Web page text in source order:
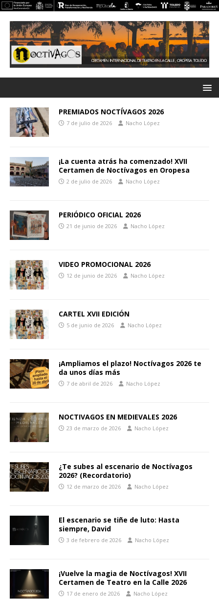
PREMIADOS NOCTÍVAGOS 2026
7 de julio de 2026 Nacho López
¡La cuenta atrás ha comenzado! XVII
Certamen de Noctívagos en Oropesa
2 de julio de 2026 Nacho López
PERIÓDICO OFICIAL 2026
21 de junio de 2026 Nacho López
VIDEO PROMOCIONAL 2026
12 de junio de 2026 Nacho López
CARTEL XVII EDICIÓN
5 de junio de 2026 Nacho López
¡Ampliamos el plazo! Noctívagos 2026 te
da unos días más
7 de abril de 2026 Nacho López
NOCTIVAGOS EN MEDIEVALES 2026
23 de marzo de 2026 Nacho López
¿Te subes al escenario de Noctívagos
2026? (Recordatorio)
12 de marzo de 2026 Nacho López
El escenario se tiñe de luto: Hasta
siempre, David
3 de febrero de 2026 Nacho López
¡Vuelve la magia de Noctívagos! XVII
Certamen de Teatro en la Calle 2026
17 de enero de 2026 Nacho López